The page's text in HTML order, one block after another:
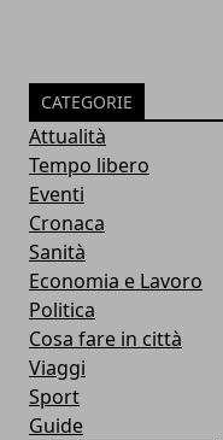
CATEGORIE
Attualità
Tempo libero
Eventi
Cronaca
Sanità
Economia e Lavoro
Politica
Cosa fare in città
Viaggi
Sport
Guide